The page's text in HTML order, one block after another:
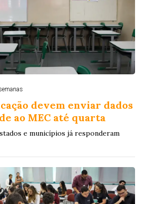
devem enviar dados
ao MEC até quarta
e municípios já responderam